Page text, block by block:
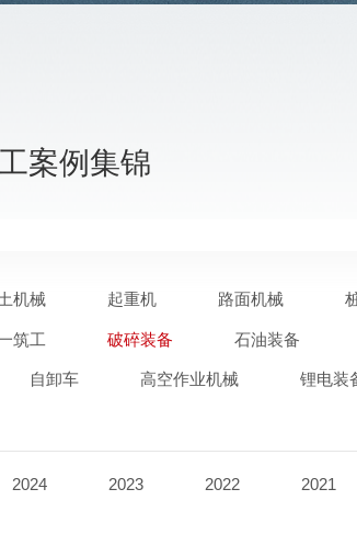
案例集锦
机械 起重机 路面机械
筑工 破碎装备 石油装备
自卸车 高空作业机械 锂电装
2024 2023 2022 2021